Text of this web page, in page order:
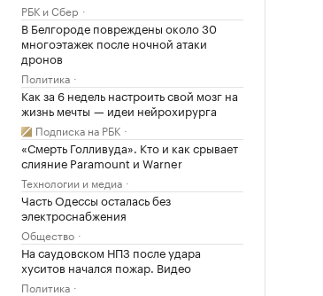
РБК и Сбер
В Белгороде повреждены около 30
многоэтажек после ночной атаки
дронов
Политика
Как за 6 недель настроить свой мозг на
жизнь мечты — идеи нейрохирурга
Подписка на РБК
«Смерть Голливуда». Кто и как срывает
слияние Paramount и Warner
Технологии и медиа
Часть Одессы осталась без
электроснабжения
Общество
На саудовском НПЗ после удара
хуситов начался пожар. Видео
Политика